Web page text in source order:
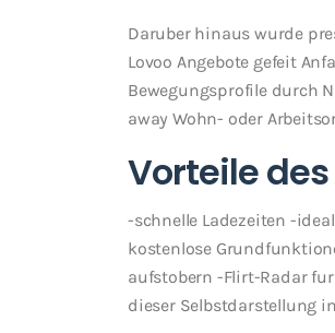
Daruber hinaus wurde
Lovoo Angebote gefeit
Bewegungsprofile durch
away Wohn- oder
Vorteile
-schnelle Ladezeiten -
kostenlose
aufstobern -Flirt-Radar
dieser Selbstdarstellung